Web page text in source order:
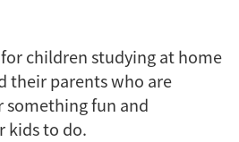
children studying at home
their parents who are
something fun and
kids to do.